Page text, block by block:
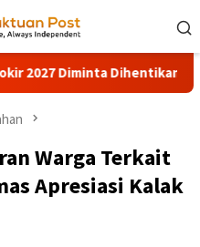
Diminta Dihentikan
Warga Terkait
Apresiasi Kalak